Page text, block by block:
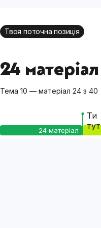
Твоя поточна позиція
24 матеріал
Тема 10 — матеріал 24 з 40
24 матеріал
Ти
тут